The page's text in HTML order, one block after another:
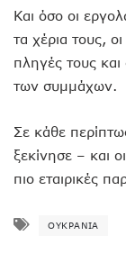
Και όσο οι
τα χέρια τους,
πληγές τους και
των συμμάχων.
Σε κάθε
ξεκίνησε – και
πιο εταιρικές
ΟΥΚΡΑΝΊΑ